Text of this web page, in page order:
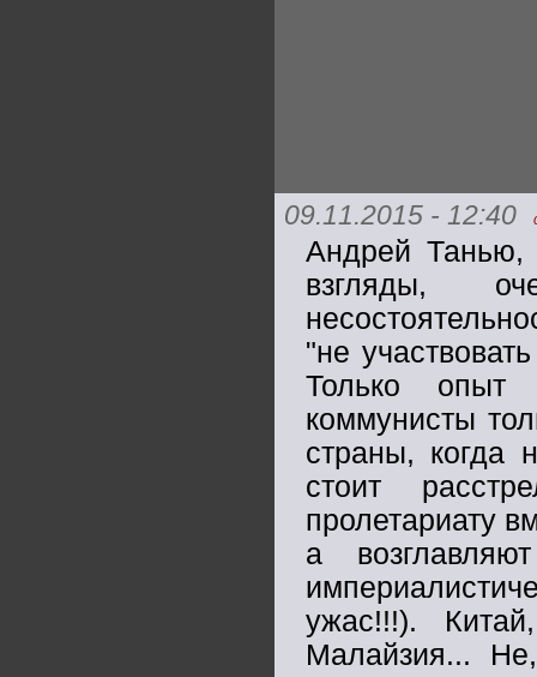
09.11.2015 - 12:40
Андрей Танью,
взгляды,
"не
Только опыт
коммунисты
страны, когда
стоит
пролетариату
а
ужас!!!).
Малайзия...